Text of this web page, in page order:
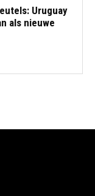
Uruguay
als nieuwe